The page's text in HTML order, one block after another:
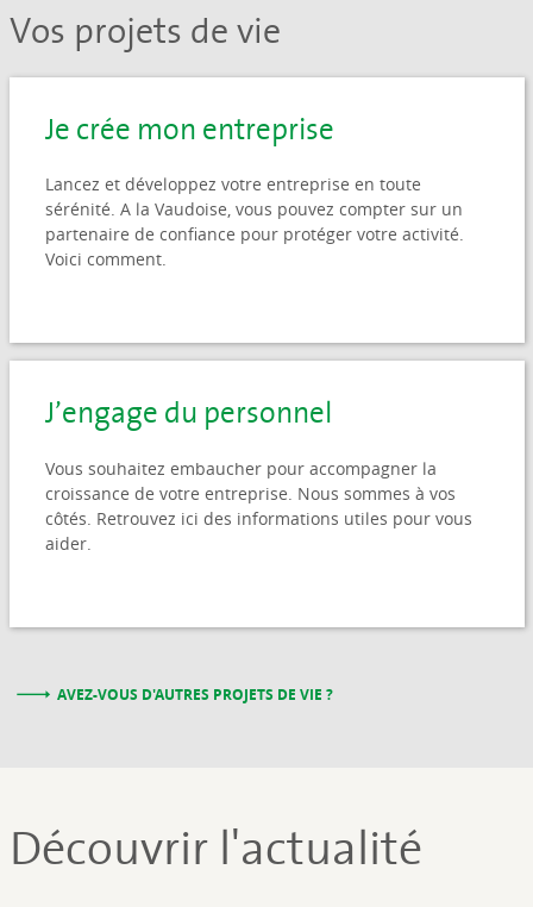
Vos projets de vie
Je crée mon entreprise
Lancez et développez votre entreprise en toute
sérénité. A la Vaudoise, vous pouvez compter sur un
partenaire de confiance pour protéger votre activité.
Voici comment.
J’engage du personnel
Vous souhaitez embaucher pour accompagner la
croissance de votre entreprise. Nous sommes à vos
côtés. Retrouvez ici des informations utiles pour vous
aider.
AVEZ-VOUS D'AUTRES PROJETS DE VIE ?
Découvrir l'actualité